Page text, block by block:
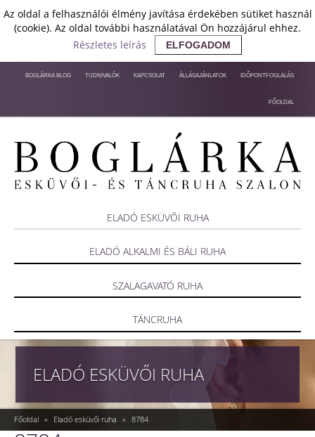
Az oldal a felhasználói élmény javítása érdekében sütiket használ
(cookie). Az oldal további használatával Ön hozzájárul ehhez.
Részletes leírás
ELFOGADOM
IDŐPONTFOGLALÁS
ÁLLÁSAJÁNLATOK
KAPCSOLAT
TUDNIVALÓK
BOGLÁRKA BLOG
FŐOLDAL
ELADÓ ESKÜVŐI RUHA
ELADÓ ALKALMI ÉS BÁLI RUHA
SZALAGAVATÓ RUHA
TÁNCRUHA
ELADÓ ESKÜVŐI RUHA
Főoldal » Eladó esküvői ruha » 8784